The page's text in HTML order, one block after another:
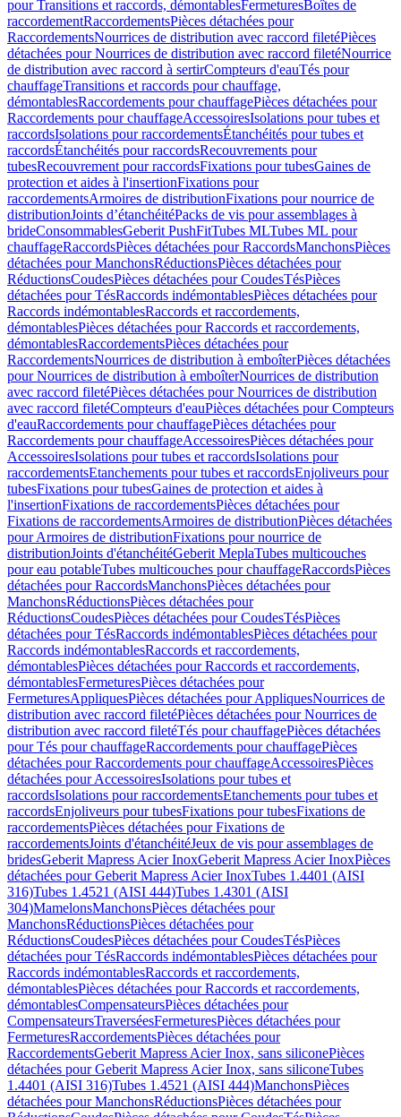
pour Transitions et raccords, démontablesFermeturesBoîtes de
raccordementRaccordementsPièces détachées pour
RaccordementsNourrices de distribution avec raccord filetéPièces
détachées pour Nourrices de distribution avec raccord filetéNourrice
de distribution avec raccord à sertirCompteurs d'eauTés pour
chauffageTransitions et raccords pour chauffage,
démontablesRaccordements pour chauffagePièces détachées pour
Raccordements pour chauffageAccessoiresIsolations pour tubes et
raccordsIsolations pour raccordementsÉtanchéités pour tubes et
raccordsÉtanchéités pour raccordsRecouvrements pour
tubesRecouvrement pour raccordsFixations pour tubesGaines de
protection et aides à l'insertionFixations pour
raccordementsArmoires de distributionFixations pour nourrice de
distributionJoints d’étanchéitéPacks de vis pour assemblages à
brideConsommablesGeberit PushFitTubes MLTubes ML pour
chauffageRaccordsPièces détachées pour RaccordsManchonsPièces
détachées pour ManchonsRéductionsPièces détachées pour
RéductionsCoudesPièces détachées pour CoudesTésPièces
détachées pour TésRaccords indémontablesPièces détachées pour
Raccords indémontablesRaccords et raccordements,
démontablesPièces détachées pour Raccords et raccordements,
démontablesRaccordementsPièces détachées pour
RaccordementsNourrices de distribution à emboîterPièces détachées
pour Nourrices de distribution à emboîterNourrices de distribution
avec raccord filetéPièces détachées pour Nourrices de distribution
avec raccord filetéCompteurs d'eauPièces détachées pour Compteurs
d'eauRaccordements pour chauffagePièces détachées pour
Raccordements pour chauffageAccessoiresPièces détachées pour
AccessoiresIsolations pour tubes et raccordsIsolations pour
raccordementsEtanchements pour tubes et raccordsEnjoliveurs pour
tubesFixations pour tubesGaines de protection et aides à
l'insertionFixations de raccordementsPièces détachées pour
Fixations de raccordementsArmoires de distributionPièces détachées
pour Armoires de distributionFixations pour nourrice de
distributionJoints d'étanchéitéGeberit MeplaTubes multicouches
pour eau potableTubes multicouches pour chauffageRaccordsPièces
détachées pour RaccordsManchonsPièces détachées pour
ManchonsRéductionsPièces détachées pour
RéductionsCoudesPièces détachées pour CoudesTésPièces
détachées pour TésRaccords indémontablesPièces détachées pour
Raccords indémontablesRaccords et raccordements,
démontablesPièces détachées pour Raccords et raccordements,
démontablesFermeturesPièces détachées pour
FermeturesAppliquesPièces détachées pour AppliquesNourrices de
distribution avec raccord filetéPièces détachées pour Nourrices de
distribution avec raccord filetéTés pour chauffagePièces détachées
pour Tés pour chauffageRaccordements pour chauffagePièces
détachées pour Raccordements pour chauffageAccessoiresPièces
détachées pour AccessoiresIsolations pour tubes et
raccordsIsolations pour raccordementsEtanchements pour tubes et
raccordsEnjoliveurs pour tubesFixations pour tubesFixations de
raccordementsPièces détachées pour Fixations de
raccordementsJoints d'étanchéitéJeux de vis pour assemblages de
bridesGeberit Mapress Acier InoxGeberit Mapress Acier InoxPièces
détachées pour Geberit Mapress Acier InoxTubes 1.4401 (AISI
316)Tubes 1.4521 (AISI 444)Tubes 1.4301 (AISI
304)MamelonsManchonsPièces détachées pour
ManchonsRéductionsPièces détachées pour
RéductionsCoudesPièces détachées pour CoudesTésPièces
détachées pour TésRaccords indémontablesPièces détachées pour
Raccords indémontablesRaccords et raccordements,
démontablesPièces détachées pour Raccords et raccordements,
démontablesCompensateursPièces détachées pour
CompensateursTraverséesFermeturesPièces détachées pour
FermeturesRaccordementsPièces détachées pour
RaccordementsGeberit Mapress Acier Inox, sans siliconePièces
détachées pour Geberit Mapress Acier Inox, sans siliconeTubes
1.4401 (AISI 316)Tubes 1.4521 (AISI 444)ManchonsPièces
détachées pour ManchonsRéductionsPièces détachées pour